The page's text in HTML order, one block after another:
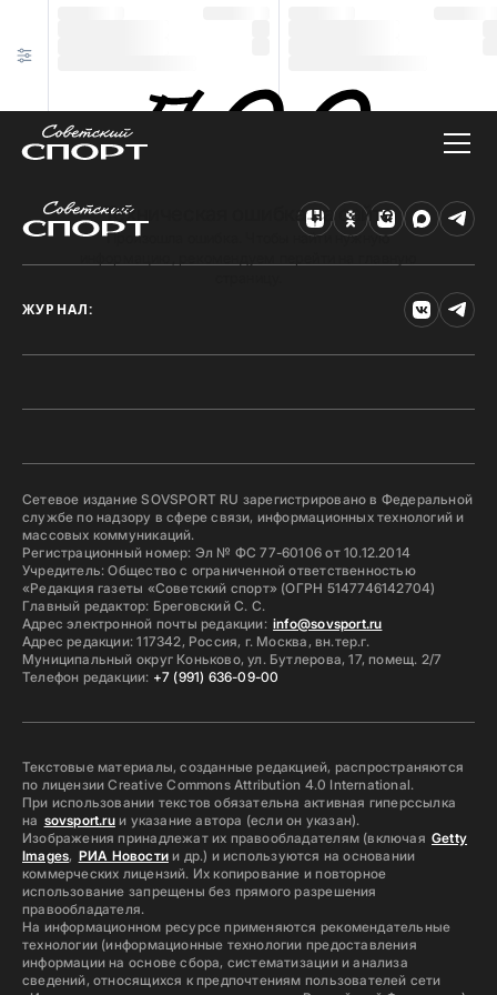
Техническая ошибка на сайте
Произошла ошибка. Чтобы найти нужную
ЖУРНАЛ:
Сетевое издание SOVSPORT RU зарегистрировано в Федеральной
службе по надзору в сфере связи, информационных технологий и
массовых коммуникаций.
Регистрационный номер: Эл № ФС 77-60106 от 10.12.2014
Учредитель: Общество с ограниченной ответственностью
«Редакция газеты «Советский спорт» (ОГРН 5147746142704)
Главный редактор: Бреговский С. С.
Адрес электронной почты редакции: info@sovsport.ru
Адрес редакции: 117342, Россия, г. Москва, вн.тер.г.
Муниципальный округ Коньково, ул. Бутлерова, 17, помещ. 2/7
Телефон редакции: +7 (991) 636-09-00
Текстовые материалы, созданные редакцией, распространяются
по лицензии Creative Commons Attribution 4.0 International.
При использовании текстов обязательна активная гиперссылка
на sovsport.ruи указание автора (если он указан).
Изображения принадлежат их правообладателям (включая Getty
Images, РИА Новостии др.) и используются на основании
коммерческих лицензий. Их копирование и повторное
использование запрещены без прямого разрешения
правообладателя.
На информационном ресурсе применяются рекомендательные
технологии (информационные технологии предоставления
информации на основе сбора, систематизации и анализа
сведений, относящихся к предпочтениям пользователей сети